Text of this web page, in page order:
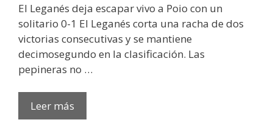
El Leganés deja escapar vivo a Poio con un
solitario 0-1 El Leganés corta una racha de dos
victorias consecutivas y se mantiene
decimosegundo en la clasificación. Las
pepineras no …
Leer más